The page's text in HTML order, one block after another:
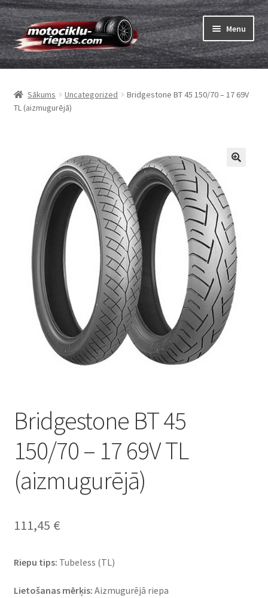
Skip
to
navigation
Skip
to
content
Menu
Riepas
Expand
menu
Kameras
Expand
Viss par riepām
Expand
Zīmoli
Expand
child
menu
Kontakti
Sākums Uncategorized
Bridgestone BT 45 150/70 – 17 69V
TL (aizmugurējā)
Bridgestone BT 45
150/70 – 17 69V TL
(aizmugurējā)
111,45 €
Riepu tips: Tubeless (TL)
Lietošanas mērķis: Aizmugurējā riepa